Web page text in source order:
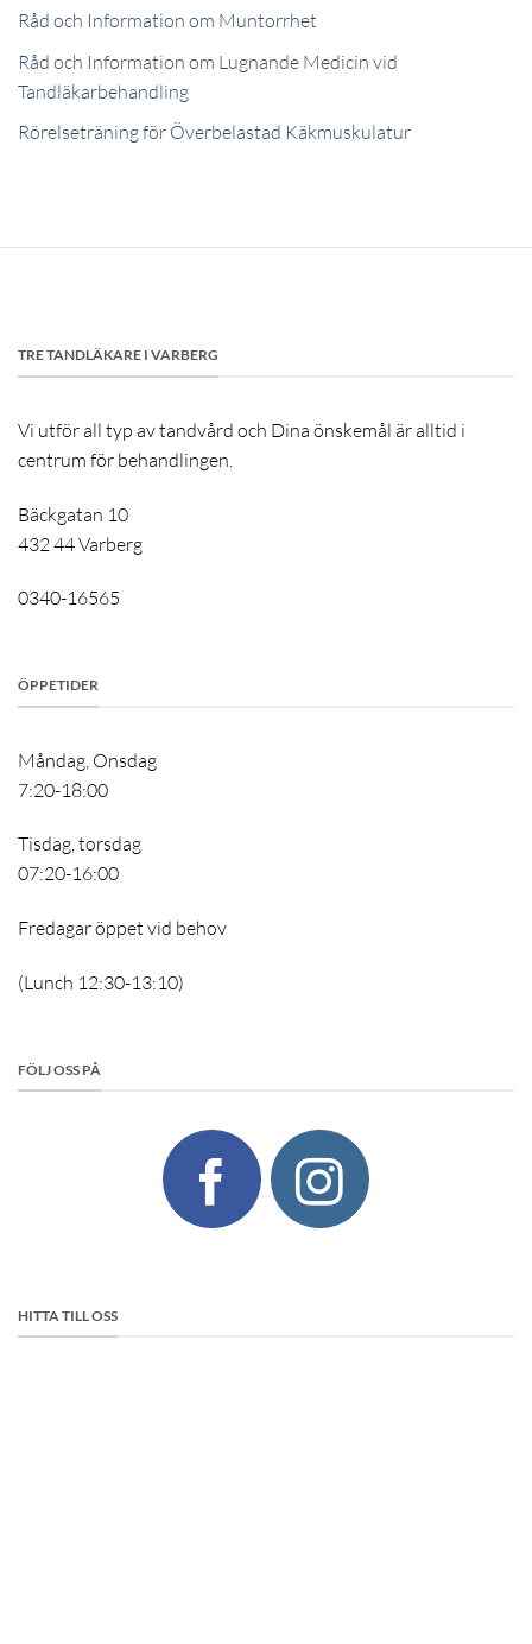
Råd och Information om Muntorrhet
Råd och Information om Lugnande Medicin vid
Tandläkarbehandling
Rörelseträning för Överbelastad Käkmuskulatur
TRE TANDLÄKARE I VARBERG
Vi utför all typ av tandvård och Dina önskemål är alltid i
centrum för behandlingen.
Bäckgatan 10
432 44 Varberg
0340-16565
ÖPPETIDER
Måndag, Onsdag
7:20-18:00
Tisdag, torsdag
07:20-16:00
Fredagar öppet vid behov
(Lunch 12:30-13:10)
FÖLJ OSS PÅ
HITTA TILL OSS